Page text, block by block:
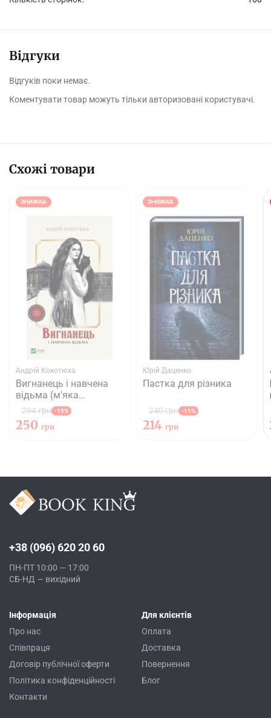
Відгуки
Відгуків поки немає.
Коментувати товар можуть тільки авторизовані користувачі.
Схожі товари
ЗНИЖКА
Андрій Кокотюха
Вигнанець і навчена
відьма (м'яка
обкладинка)
294 грн -15%
250 грн
ЗНИЖКА
Юрій Даценко
Пастка для різника
240 грн -11%
214 грн
+38 (096) 620 20 60
ПН-ПТ 10:00 — 17:00
СБ-НД — вихідний
Інформація
Про нас
Співпраця
Договір публічної оферти
Політика конфіденційності
Контакти
Для клієнтів
Оплата
Доставка
Повернення
Блог